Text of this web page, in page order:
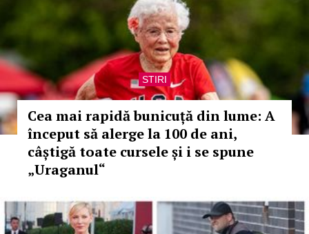
STIRI
Cea mai rapidă bunicuță din lume: A
început să alerge la 100 de ani,
câștigă toate cursele și i se spune
„Uraganul“